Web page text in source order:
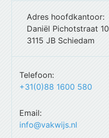
Adres hoofdkantoor:
Daniël Pichotstraat 10
3115 JB Schiedam
Telefoon:
+31(0)88 1600 580
Email:
info@vakwijs.nl